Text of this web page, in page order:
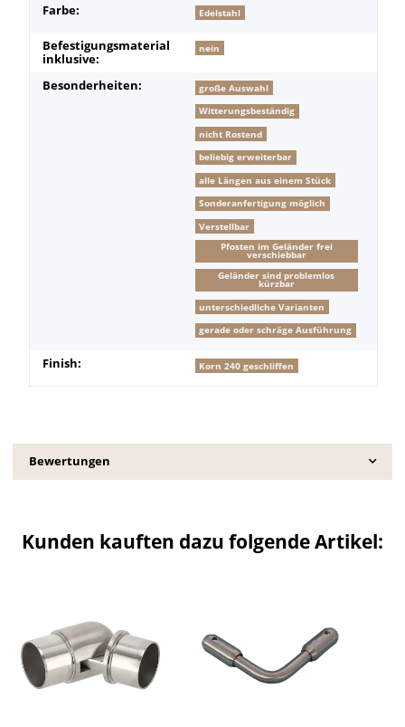
Farbe: Edelstahl
Befestigungsmaterial
inklusive:
nein
Besonderheiten:
große Auswahl
Witterungsbeständig
nicht Rostend
beliebig erweiterbar
alle Längen aus einem Stück
Sonderanfertigung möglich
Verstellbar
Pfosten im Geländer frei
verschiebbar
Geländer sind problemlos
kürzbar
unterschiedliche Varianten
gerade oder schräge Ausführung
Finish: Korn 240 geschliffen
Bewertungen
Kunden kauften dazu folgende Artikel: